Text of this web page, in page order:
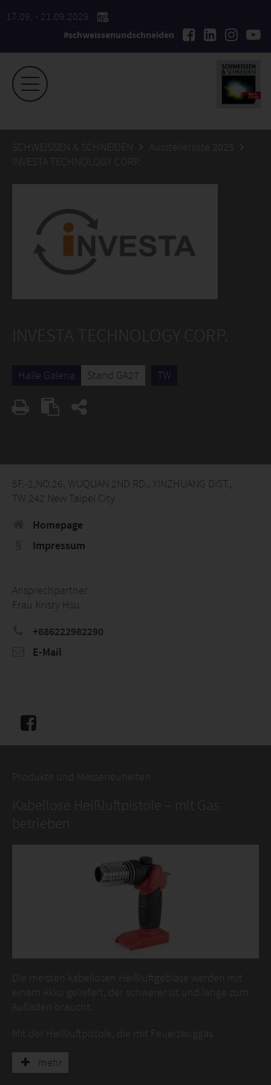
17.09. - 21.09.2029
#schweissenundschneiden
SCHWEISSEN & SCHNEIDEN
Ausstellerliste 2025
INVESTA TECHNOLOGY CORP.
INVESTA TECHNOLOGY CORP.
Halle Galeria Stand GA27 TW
5F.-2,NO.26, WUQUAN 2ND RD., XINZHUANG DIST.,
TW 242 New Taipei City
Homepage
Impressum
Ansprechpartner
Frau Kristy Hsu
+886222982290
E-Mail
Produkte und Messeneuheiten
Kabellose Heißluftpistole – mit Gas
betrieben
Die meisten kabellosen Heißluftgebläse werden mit
einem Akku geliefert, der schwerer ist und lange zum
Aufladen braucht.
Mit der Heißluftpistole, die mit Feuerzeuggas
aufzuladen, und sie kann 1 Stunde lang arbeiten.
mehr